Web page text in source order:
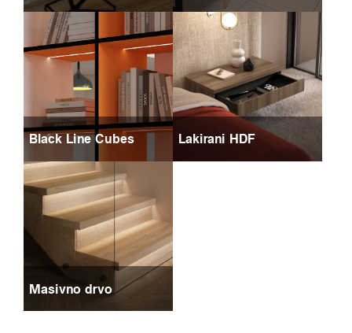
Black Line Cubes Lakirani HDF
Masivno drvo